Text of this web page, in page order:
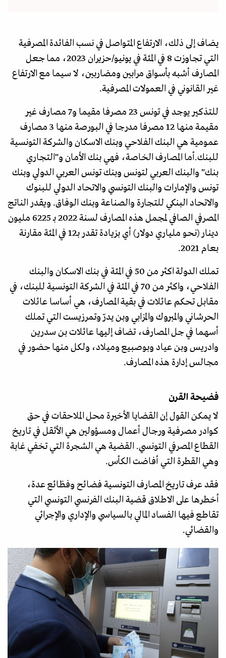
يضاف إلى ذلك، الارتفاع المتواصل في نسب الفائدة المصرفية
التي تجاوزت 8 في المئة في يونيو/حزيران 2023، مما جعل
المصارف أشبه بأسواق مرابين ومضاربين، لا سيما مع الارتفاع
غير القانوني في العمولات المصرفية.
للتذكير يوجد في تونس 23 مصرفا مقيما و7 مصارف غير
مقيمة منها 12 مصرفا مدرجا في البورصة منها 3 مصارف
عمومية هي البنك الفلاحي وبنك الاسكان والشركة التونسية
للبنك.أما المصارف الخاصة، فهي بنك الأمان و"التجاري
بنك" والبنك العربي لتونس وبنك تونس العربي الدولي وبنك
تونس والإمارات والبنك التونسي والاتحاد الدولي للبنوك
والاتحاد البنكي للتجارة والصناعة وبنك الوفاق. ويقدر الناتج
المصرفي الصافي لمجمل هذه المصارف لسنة 2022 بـ 6225 مليون
دينار (نحو ملياري دولار) أي بزيادة تقدر بـ12 في المئة مقارنة
بعام 2021.
تملك الدولة اكثر من 50 في المئة في بنك الاسكان والبنك
الفلاحي، واكثر من 70 في المئة في الشركة التونسية للبنك، في
مقابل تحكم عائلات في بقية المصارف، هي أساسا عائلات
الحرشاني والمبروك والمزابي وبن يدرّ وتمرزيست التي تملك
أسهما في جل المصارف، تضاف إليها عائلات بن سدرين
وادريس وبن عياد وبوصبيع وميلاد، ولكل منها حضور في
مجالس إدارة هذه المصارف.
فضيحة القرن
لا يمكن القول إن القضايا الأخيرة محل الملاحقات في حق
كوادر مصرفية ورجال أعمال ومسؤولين هي الأثقل في تاريخ
القطاع المصرفي التونسي. القضية هي الشجرة التي تخفي غابة
وهي القطرة التي أفاضت الكأس.
فقد عرف تاريخ المصارف التونسية فضائح وفظائع عدة،
أخطرها على الاطلاق قضية البنك الفرنسي التونسي التي
تقاطع فيها الفساد المالي بالسياسي والإداري والإجرائي
والقضائي.